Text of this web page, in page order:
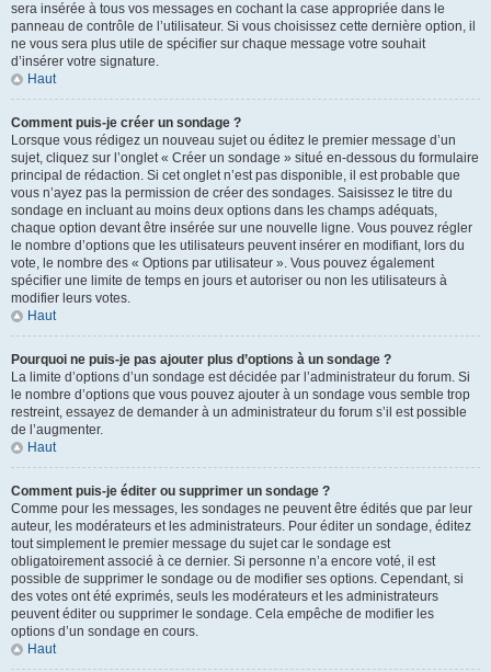
sera insérée à tous vos messages en cochant la case appropriée dans le
panneau de contrôle de l’utilisateur. Si vous choisissez cette dernière option, il
ne vous sera plus utile de spécifier sur chaque message votre souhait
d’insérer votre signature.
Haut
Comment puis-je créer un sondage ?
Lorsque vous rédigez un nouveau sujet ou éditez le premier message d’un
sujet, cliquez sur l’onglet « Créer un sondage » situé en-dessous du formulaire
principal de rédaction. Si cet onglet n’est pas disponible, il est probable que
vous n’ayez pas la permission de créer des sondages. Saisissez le titre du
sondage en incluant au moins deux options dans les champs adéquats,
chaque option devant être insérée sur une nouvelle ligne. Vous pouvez régler
le nombre d’options que les utilisateurs peuvent insérer en modifiant, lors du
vote, le nombre des « Options par utilisateur ». Vous pouvez également
spécifier une limite de temps en jours et autoriser ou non les utilisateurs à
modifier leurs votes.
Haut
Pourquoi ne puis-je pas ajouter plus d’options à un sondage ?
La limite d’options d’un sondage est décidée par l’administrateur du forum. Si
le nombre d’options que vous pouvez ajouter à un sondage vous semble trop
restreint, essayez de demander à un administrateur du forum s’il est possible
de l’augmenter.
Haut
Comment puis-je éditer ou supprimer un sondage ?
Comme pour les messages, les sondages ne peuvent être édités que par leur
auteur, les modérateurs et les administrateurs. Pour éditer un sondage, éditez
tout simplement le premier message du sujet car le sondage est
obligatoirement associé à ce dernier. Si personne n’a encore voté, il est
possible de supprimer le sondage ou de modifier ses options. Cependant, si
des votes ont été exprimés, seuls les modérateurs et les administrateurs
peuvent éditer ou supprimer le sondage. Cela empêche de modifier les
options d’un sondage en cours.
Haut